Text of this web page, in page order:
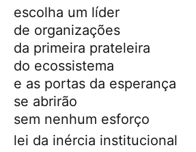
escolha um líder
de organizações
da primeira prateleira
do ecossistema
e as portas da esperança
se abrirão
sem nenhum esforço
lei da inércia institucional